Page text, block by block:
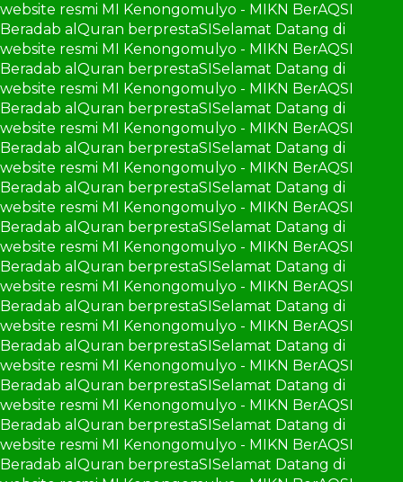
website resmi MI Kenongomulyo - MIKN BerAQSI
Beradab alQuran berprestaSISelamat Datang di
website resmi MI Kenongomulyo - MIKN BerAQSI
Beradab alQuran berprestaSISelamat Datang di
website resmi MI Kenongomulyo - MIKN BerAQSI
Beradab alQuran berprestaSISelamat Datang di
website resmi MI Kenongomulyo - MIKN BerAQSI
Beradab alQuran berprestaSISelamat Datang di
website resmi MI Kenongomulyo - MIKN BerAQSI
Beradab alQuran berprestaSISelamat Datang di
website resmi MI Kenongomulyo - MIKN BerAQSI
Beradab alQuran berprestaSISelamat Datang di
website resmi MI Kenongomulyo - MIKN BerAQSI
Beradab alQuran berprestaSISelamat Datang di
website resmi MI Kenongomulyo - MIKN BerAQSI
Beradab alQuran berprestaSISelamat Datang di
website resmi MI Kenongomulyo - MIKN BerAQSI
Beradab alQuran berprestaSISelamat Datang di
website resmi MI Kenongomulyo - MIKN BerAQSI
Beradab alQuran berprestaSISelamat Datang di
website resmi MI Kenongomulyo - MIKN BerAQSI
Beradab alQuran berprestaSISelamat Datang di
website resmi MI Kenongomulyo - MIKN BerAQSI
Beradab alQuran berprestaSISelamat Datang di